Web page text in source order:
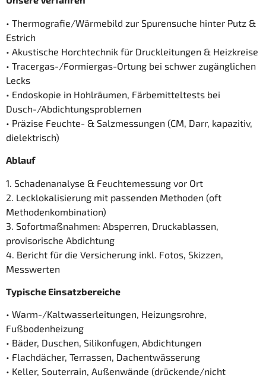
• Thermografie/Wärmebild zur Spurensuche hinter Putz &
Estrich
• Akustische Horchtechnik für Druckleitungen & Heizkreise
• Tracergas-/Formiergas-Ortung bei schwer zugänglichen
Lecks
• Endoskopie in Hohlräumen, Färbemitteltests bei
Dusch-/Abdichtungsproblemen
• Präzise Feuchte- & Salzmessungen (CM, Darr, kapazitiv,
dielektrisch)
Ablauf
1. Schadenanalyse & Feuchtemessung vor Ort
2. Lecklokalisierung mit passenden Methoden (oft
Methodenkombination)
3. Sofortmaßnahmen: Absperren, Druckablassen,
provisorische Abdichtung
4. Bericht für die Versicherung inkl. Fotos, Skizzen,
Messwerten
Typische Einsatzbereiche
• Warm-/Kaltwasserleitungen, Heizungsrohre,
Fußbodenheizung
• Bäder, Duschen, Silikonfugen, Abdichtungen
• Flachdächer, Terrassen, Dachentwässerung
• Keller, Souterrain, Außenwände (drückende/nicht